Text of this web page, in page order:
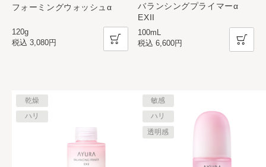
フォーミングウォッシュα
120g
税込 3,080円
バランシングプライマーα
EXII
100mL
税込6,600円
乾燥
ハリ
敏感
ハリ
透明感